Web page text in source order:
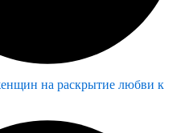
на раскрытие любви к